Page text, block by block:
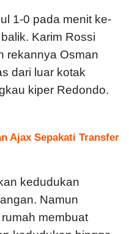
1-0 pada menit ke-
Karim Rossi
rekannya Osman
dari luar kotak
kiper Redondo.
Ajax Sepakati Transfer
kedudukan
Namun
membuat